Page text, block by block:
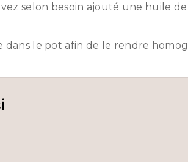
selon besoin ajouté une huile
le pot afin de le rendre